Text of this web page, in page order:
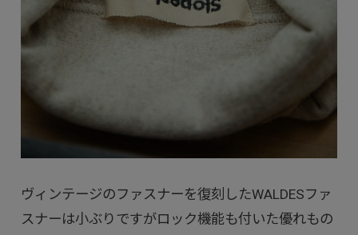
ヴィンテージのファスナーを復刻したWALDESファ
スナーは小ぶりですがロック機能も付いた優れもの